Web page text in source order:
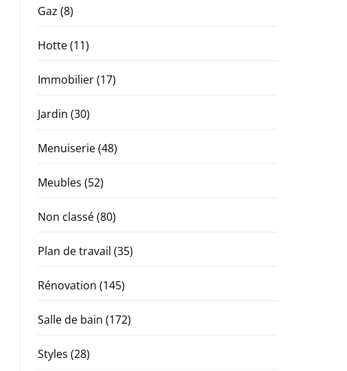
Gaz (8)
Hotte(11)
Immobilier(17)
Jardin (30)
Menuiserie(48)
Meubles (52)
Non classé(80)
Plan de travail (35)
Rénovation (145)
Salle de bain (172)
Styles (28)